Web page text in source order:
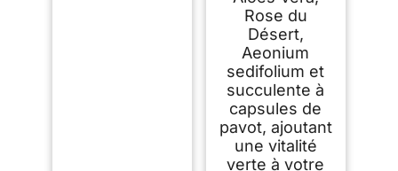
Rose du
Désert,
Aeonium
sedifolium et
succulente à
capsules de
pavot, ajoutant
une vitalité
verte à votre